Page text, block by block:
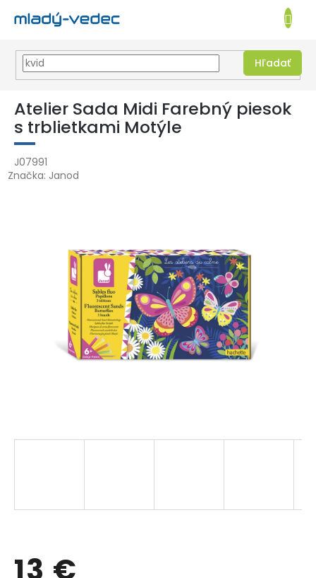
Prejsť
obsah
EUR
Hľadať
KOŠÍK
Atelier Sada Midi Farebný piesok
s trblietkami Motýle
J07991
Značka: Janod
13 €